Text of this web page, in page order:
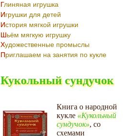
Глиняная игрушка
Игрушки для детей
История мягкой игрушки
Шьём мягкую игрушку
Художественные промыслы
Приглашаем на занятия по кукле
Кукольный сундучок
Книга о народной
кукле
Кукольный
сундучок , со
схемами